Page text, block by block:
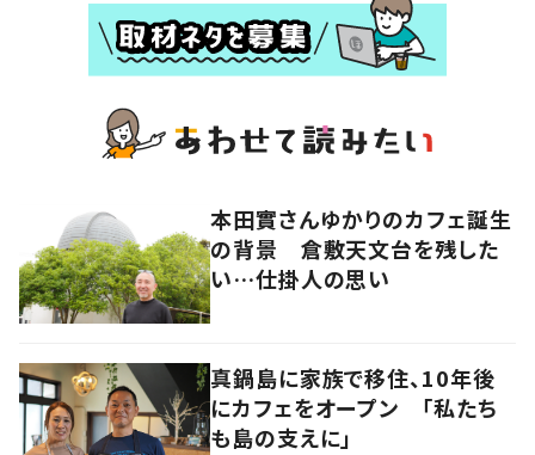
本田實さんゆかりのカフェ誕生
の背景 倉敷天文台を残した
い…仕掛人の思い
真鍋島に家族で移住、10年後
にカフェをオープン 「私たち
も島の支えに」